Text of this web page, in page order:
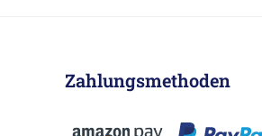
Zahlungsmethoden